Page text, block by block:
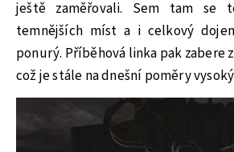
ještě zaměřovali. Sem tam se
temnějších míst a i celkový
ponurý. Příběhová linka pak zabere
což je stále na dnešní poměry